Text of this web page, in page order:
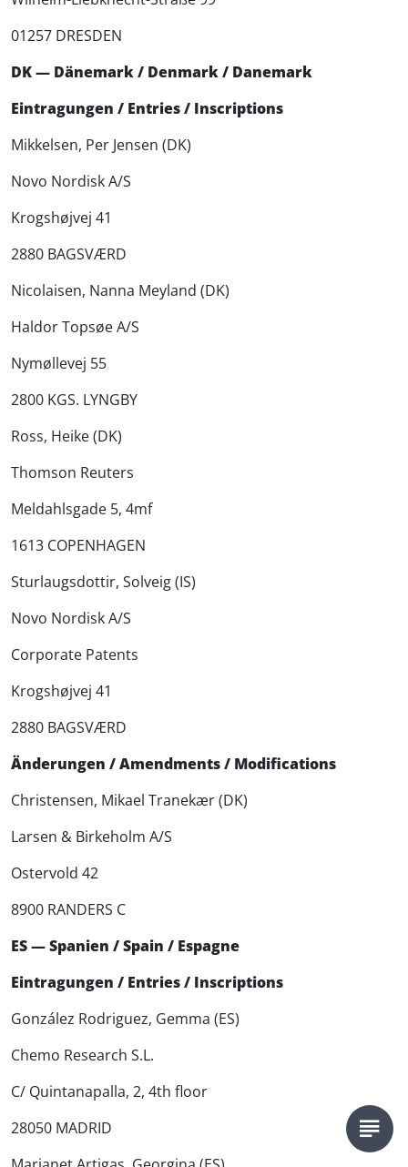
01257 DRESDEN
DK — Dänemark / Denmark / Danemark
Eintragungen / Entries / Inscriptions
Mikkelsen, Per Jensen (DK)
Novo Nordisk A/S
Krogshøjvej 41
2880 BAGSVÆRD
Nicolaisen, Nanna Meyland (DK)
Haldor Topsøe A/S
Nymøllevej 55
2800 KGS. LYNGBY
Ross, Heike (DK)
Thomson Reuters
Meldahlsgade 5, 4mf
1613 COPENHAGEN
Sturlaugsdottir, Solveig (IS)
Novo Nordisk A/S
Corporate Patents
Krogshøjvej 41
2880 BAGSVÆRD
Änderungen / Amendments / Modifications
Christensen, Mikael Tranekær (DK)
Larsen & Birkeholm A/S
Ostervold 42
8900 RANDERS C
ES — Spanien / Spain / Espagne
Eintragungen / Entries / Inscriptions
González Rodriguez, Gemma (ES)
Chemo Research S.L.
C/ Quintanapalla, 2, 4th floor
28050 MADRID